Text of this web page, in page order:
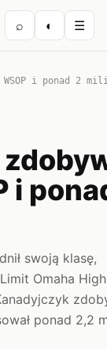
⌕ ◐ ☰
i ponad 2
i
swoją klasę,
Omaha
ponad 2,2